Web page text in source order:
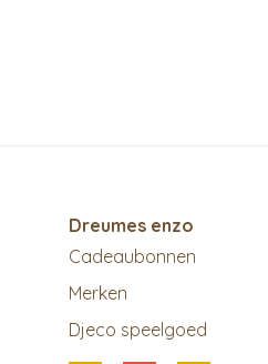
Dreumes enzo
Cadeaubonnen
Merken
Djeco speelgoed